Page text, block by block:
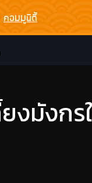
คอมมูนิตี้
งมังก